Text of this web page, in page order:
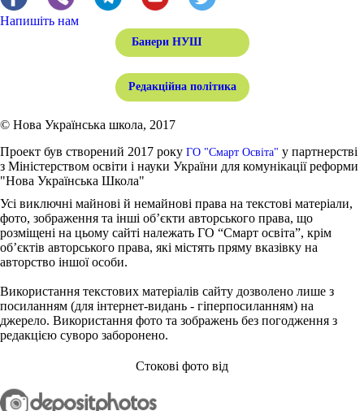
Напишіть нам
Банери НУШ
Редакційна політика
© Нова Українська школа, 2017
Проект був створений 2017 року ГО "Смарт Освіта" у партнерстві
з Міністерством освіти і науки України для комунікації реформи
"Нова Українська Школа"
Усі виключні майнові й немайнові права на текстові матеріали,
фото, зображення та інші об’єкти авторського права, що
розміщені на цьому сайті належать ГО “Смарт освіта”, крім
об’єктів авторського права, які містять пряму вказівку на
авторство іншої особи.
Використання текстових матеріалів сайту дозволено лише з
посиланням (для інтернет-видань - гіперпосиланням) на
джерело. Використання фото та зображень без погодження з
редакцією суворо заборонено.
Стокові фото від